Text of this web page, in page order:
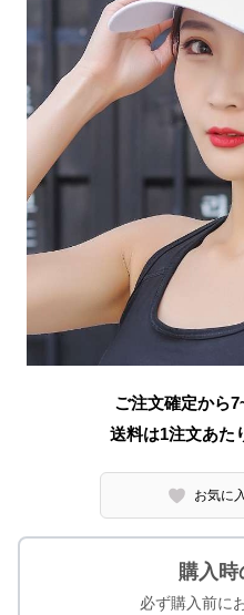
ご注文確定から
送料は1注文あた
お気に
購入時
必ず購入前に